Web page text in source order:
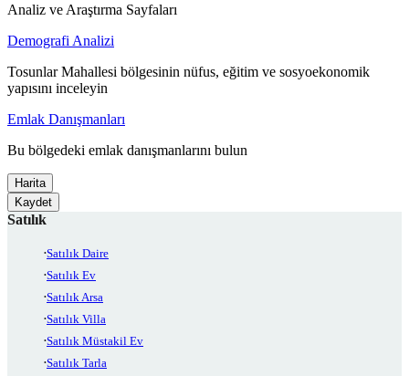
Analiz ve Araştırma Sayfaları
Demografi Analizi
Tosunlar Mahallesi bölgesinin nüfus, eğitim ve sosyoekonomik
yapısını inceleyin
Emlak Danışmanları
Bu bölgedeki emlak danışmanlarını bulun
Harita
Kaydet
Satılık
Satılık Daire
Satılık Ev
Satılık Arsa
Satılık Villa
Satılık Müstakil Ev
Satılık Tarla